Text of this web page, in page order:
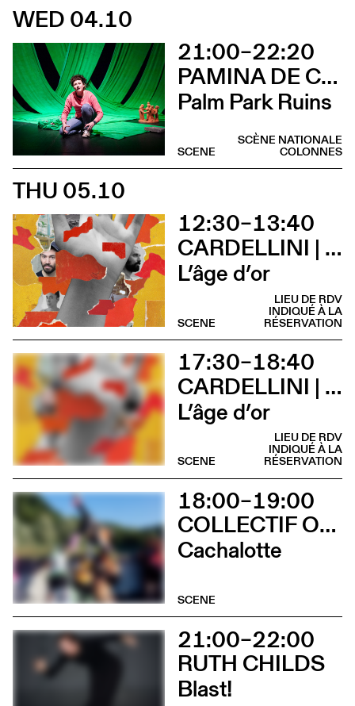
WED 04.10
21:00–22:20
PAMINA DE COULON
Palm Park Ruins
SCÈNE NATIONALE
COLONNES
SCENE
THU 05.10
12:30–13:40
CARDELLINI | GONZALEZ
L’âge d’or
LIEU DE RDV
INDIQUÉ À LA
RÉSERVATION
SCENE
17:30–18:40
CARDELLINI | GONZALEZ
L’âge d’or
LIEU DE RDV
INDIQUÉ À LA
RÉSERVATION
SCENE
18:00–19:00
COLLECTIF OUINCH OUINCH
Cachalotte
SCENE
21:00–22:00
RUTH CHILDS
Blast!